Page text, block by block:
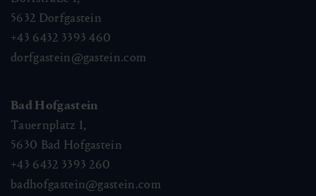
5632 Dorfgastein
+43 6432 3393 460
dorfgastein@gastein.com
Bad Hofgastein
Tauernplatz 1,
5630 Bad Hofgastein
+43 6432 3393 260
badhofgastein@gastein.com